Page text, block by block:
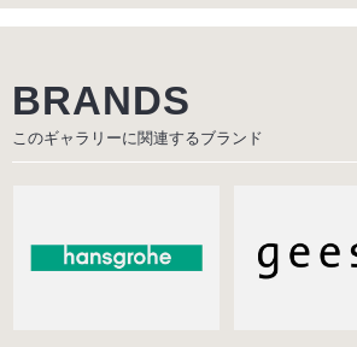
BRANDS
このギャラリーに関連するブランド